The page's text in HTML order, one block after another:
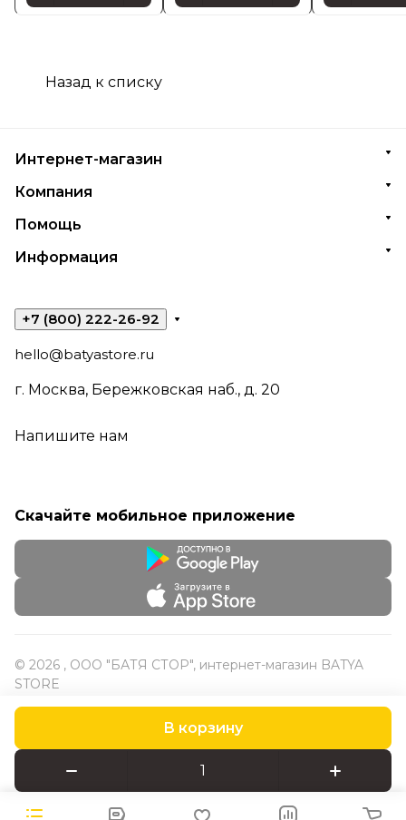
В корзину
Назад к списку
Интернет-магазин
Компания
Помощь
Информация
+7 (800) 222-26-92
hello@batyastore.ru
г. Москва, Бережковская наб., д. 20
Напишите нам
Скачайте мобильное приложение
© 2026 , ООО "БАТЯ СТОР", интернет-магазин BATYA
STORE
Конфиденциальность Оферта